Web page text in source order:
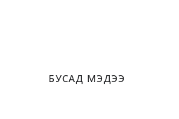
БУСАД МЭДЭЭ